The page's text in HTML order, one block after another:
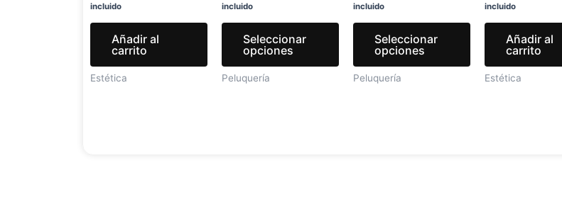
incluido
Añadir al
carrito
Estética
incluido
Seleccionar
opciones
la
de
producto
Peluquería
incluido
Seleccionar
opciones
la
de
producto
Peluquería
incluido
Añadir al
carrito
Estética